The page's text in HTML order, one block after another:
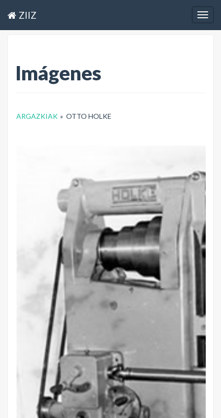
ZIIZ
Imágenes
ARGAZKIAK » OTTO HOLKE